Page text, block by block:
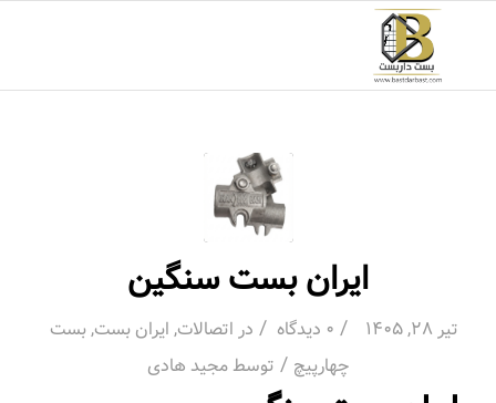
ایران بست سنگین
تیر 28, 1405 / 0 دیدگاه / در اتصالات, ایران بست,بست
چهارپیچ / توسط مجید هادی